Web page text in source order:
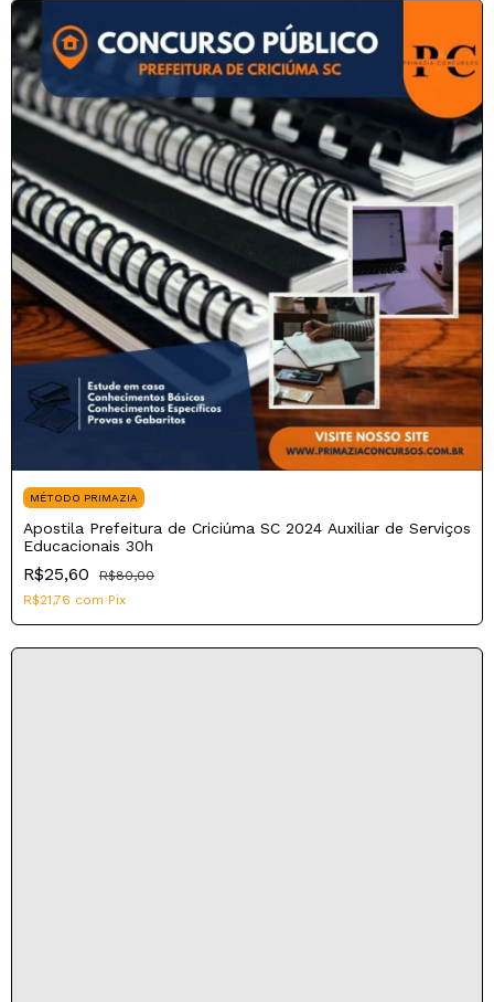
MÉTODO PRIMAZIA
Apostila Prefeitura de Criciúma SC 2024 Auxiliar de Serviços
Educacionais 30h
R$25,60
R$80,00
R$21,76 com Pix